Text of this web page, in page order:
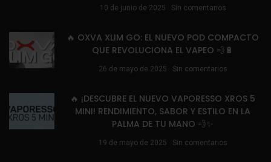
10 de junio de 2025 Sin comentarios
🔥 OXVA XLIM GO: EL NUEVO POD COMPACTO
QUE REVOLUCIONA EL VAPEO 💨🔋
26 de mayo de 2025 Sin comentarios
🔥 ¡DESCUBRE EL NUEVO VAPORESSO XROS 5
MINI! RENDIMIENTO, SABOR Y ESTILO EN LA
PALMA DE TU MANO 💨✨
19 de mayo de 2025 Sin comentarios